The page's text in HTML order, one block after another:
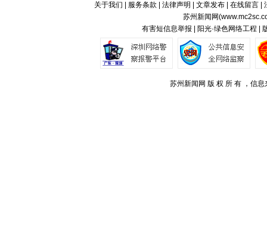
关于我们 服务条款 法律声明 文章发布| 在线留言|
苏州新闻网(
有害短信息举报 | 阳光·绿色网络工程 |
苏州新闻网 版 权 所 有 ，信